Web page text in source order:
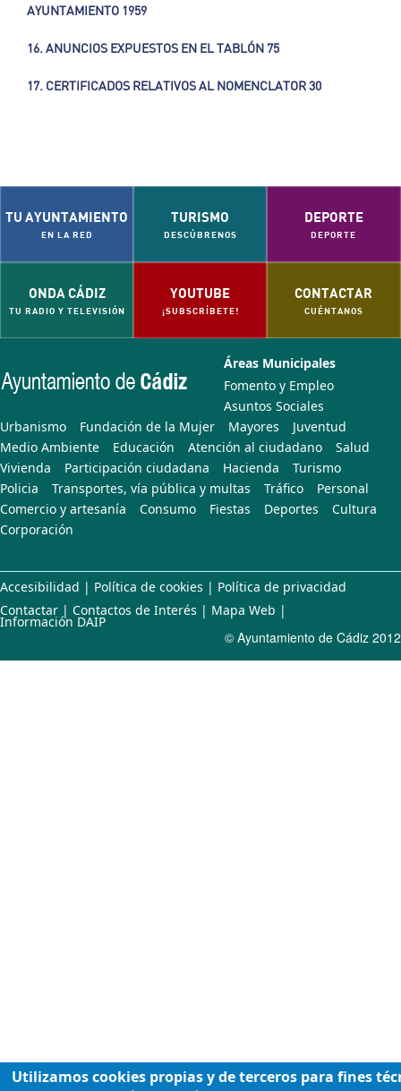
AYUNTAMIENTO 1959
16. ANUNCIOS EXPUESTOS EN EL TABLÓN 75
17. CERTIFICADOS RELATIVOS AL NOMENCLATOR 30
TU AYUNTAMIENTO
EN LA RED
TURISMO
DESCÚBRENOS
DEPORTE
DEPORTE
ONDA CÁDIZ
TU RADIO Y TELEVISIÓN
YOUTUBE
¡SUBSCRÍBETE!
CONTACTAR
CUÉNTANOS
Áreas Municipales
Fomento y Empleo
Asuntos Sociales
Urbanismo
Fundación de la Mujer Mayores
Juventud
Medio Ambiente
Educación Atención al ciudadano
Salud
Vivienda
Participación ciudadana Hacienda
Turismo
Policia
Transportes, vía pública y multas Tráfico
Personal
Comercio y artesanía
Consumo Fiestas Deportes
Cultura
Corporación
Accesibilidad | Política de cookies | Política de privacidad
Contactar | Contactos de Interés | Mapa Web |
Información DAIP
© Ayuntamiento de Cádiz 2012
Utilizamos cookies propias y de terceros para fines